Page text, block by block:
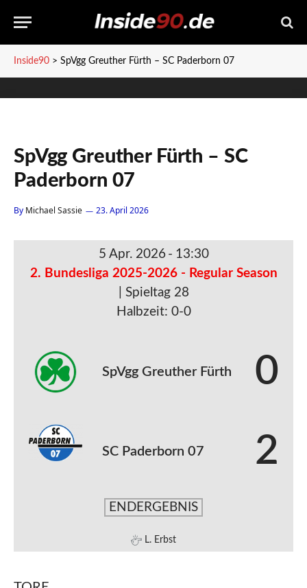
Inside90 > SpVgg Greuther Fürth – SC Paderborn 07
SpVgg Greuther Fürth – SC
Paderborn 07
By Michael Sassie 23. April 2026
5 Apr. 2026 - 13:30
2. Bundesliga 2025-2026 - Regular Season
| Spieltag 28
Halbzeit: 0-0
SpVgg Greuther Fürth 0
SC Paderborn 07 2
ENDERGEBNIS
L. Erbst